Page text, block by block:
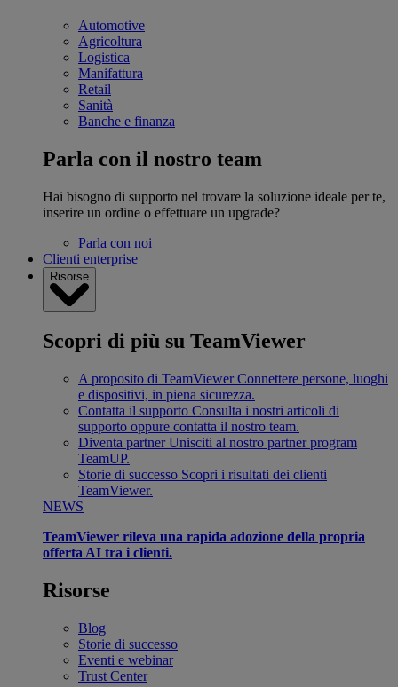
Automotive
Agricoltura
Logistica
Manifattura
Retail
Sanità
Banche e finanza
Parla con il nostro team
Hai bisogno di supporto nel trovare la soluzione ideale per te,
inserire un ordine o effettuare un upgrade?
Parla con noi
Clienti enterprise
Risorse
Scopri di più su TeamViewer
A proposito di TeamViewer Connettere persone, luoghi
e dispositivi, in piena sicurezza.
Contatta il supporto Consulta i nostri articoli di
supporto oppure contatta il nostro team.
Diventa partner Unisciti al nostro partner program
TeamUP.
Storie di successo Scopri i risultati dei clienti
TeamViewer.
NEWS
TeamViewer rileva una rapida adozione della propria
offerta AI tra i clienti.
Risorse
Blog
Storie di successo
Eventi e webinar
Trust Center